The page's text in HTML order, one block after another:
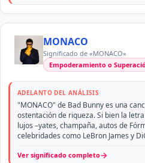
MONACO
Significado de «MONACO»
Empoderamiento o
ADELANTO DEL ANÁLISIS
"MONACO" de Bad Bunny es una
ostentación de riqueza. Si bien la
lujos –yates, champaña, autos de
celebridades como LeBron James y
Ver significado completo→